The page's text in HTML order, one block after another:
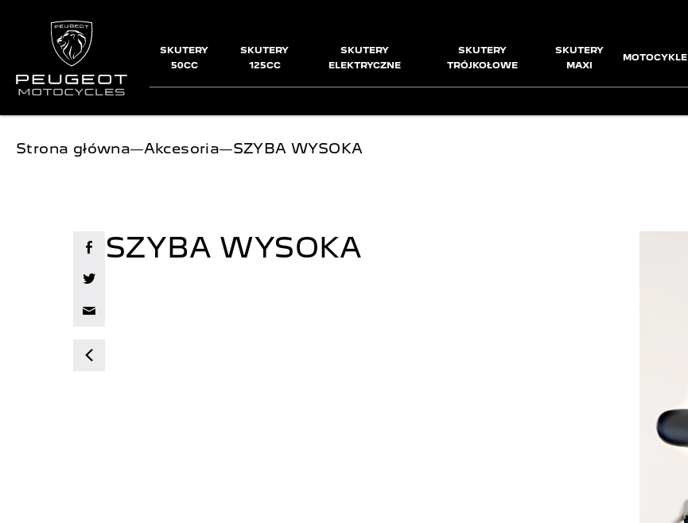
SKUTERY
50CC
SKUTERY
125CC
SKUTERY
ELEKTRYCZNE
SKUTERY
TRÓJKOŁOWE
SKUTERY
MAXI
MOTOCYKLE
Jesteś tutaj:
Strona główna―Akcesoria―SZYBA WYSOKA
SZYBA WYSOKA